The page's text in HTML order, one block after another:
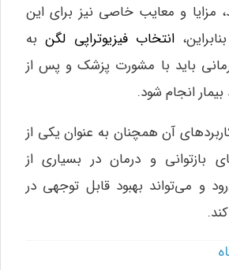
مزایا و معایب خاصی نیز برای این
انتخاب فیزیوتراپی لگنبه
باید با مشورت پزشک و پس از
انجام شود.
آن همچنان به عنوان یکی از
بازتوانی و درمان در بسیاری از
و می‌تواند بهبود قابل توجهی در